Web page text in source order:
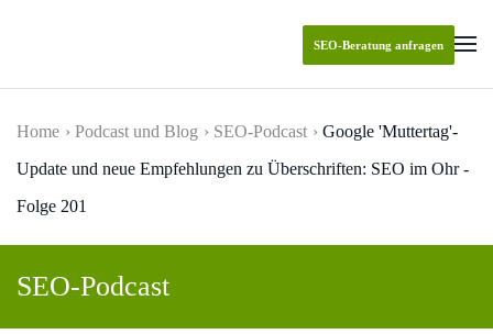
SEO-Beratung anfragen
Home Podcast und Blog SEO-Podcast
Google 'Muttertag'-
Update und neue Empfehlungen zu Überschriften: SEO im Ohr -
Folge 201
SEO-Podcast